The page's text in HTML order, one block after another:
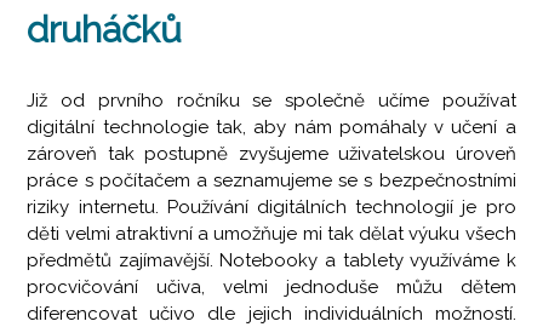
ŠKOLNÍ JÍDELNA
KONTAKTY
druháčků
Již od prvního ročníku se společně učíme používat
digitální technologie tak, aby nám pomáhaly v učení a
zároveň tak postupně zvyšujeme uživatelskou úroveň
práce s počítačem a seznamujeme se s bezpečnostními
riziky internetu. Používání digitálních technologií je pro
děti velmi atraktivní a umožňuje mi tak dělat výuku všech
předmětů zajímavější. Notebooky a tablety využíváme k
procvičování učiva, velmi jednoduše můžu dětem
diferencovat učivo dle jejich individuálních možností.